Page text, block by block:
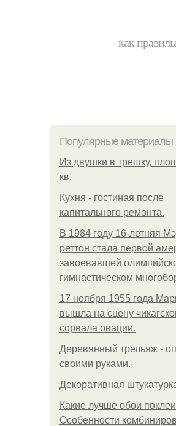
как
Популярные материалы
Из двушки в трешку,
кв.
Кухня - гостиная после
капитального ремонта.
В 1984 году 16-летняя
реттон стала первой
завоевавшей
гимнастическом
17 ноября 1955 года
вышла на сцену
сорвала овации.
Деревянный трельяж -
своими руками.
Декоративная
Какие лучше обои
Особенности